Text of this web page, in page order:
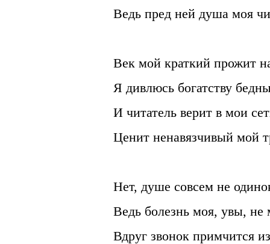
Ведь пред ней душа моя
Век мой краткий прожит
Я дивлюсь богатству
И читатель верит в мои
Ценит ненавязчивый мой
Нет, душе совсем не
Ведь болезнь моя, увы, не
Вдруг звонок примчится